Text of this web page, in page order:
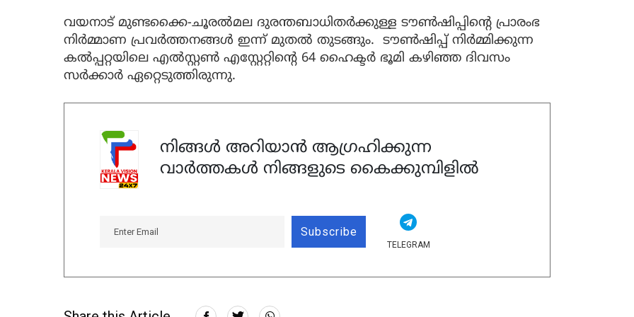
വയനാട് മുണ്ടക്കൈ-ചൂരൽമല ദുരന്തബാധിതർക്കുള്ള ടൗണ്‍ഷിപ്പിൻ്റെ പ്രാരംഭ
നിർമ്മാണ പ്രവർത്തനങ്ങൾ ഇന്ന് മുതൽ തുടങ്ങും. ടൗൺഷിപ്പ് നിർമ്മിക്കുന്ന
കൽപ്പറ്റയിലെ എൽസ്റ്റൺ എസ്റ്റേറ്റിൻ്റെ 64 ഹൈക്ടർ ഭൂമി കഴിഞ്ഞ ദിവസം
സർക്കാർ ഏറ്റെടുത്തിരുന്നു.
നിങ്ങൾ അറിയാൻ ആഗ്രഹിക്കുന്ന
വാർത്തകൾ നിങ്ങളുടെ കൈക്കുമ്പിളിൽ
Subscribe
TELEGRAM